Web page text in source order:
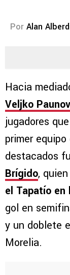
Por Alan
Hacia
Veljko
jugadores
primer equipo
destacados
Brígido,
el Tapatío en
gol en
y un doblete
Morelia.